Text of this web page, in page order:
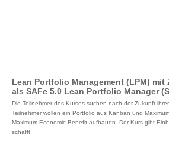
Lean Portfolio Management (LPM) mit
als SAFe 5.0 Lean Portfolio Manager
Die Teilnehmer des Kurses suchen nach der Zukunft
Teilnehmer wollen ein Portfolio aus Kanban und
Maximum Economic Benefit aufbauen. Der Kurs gibt
schafft.